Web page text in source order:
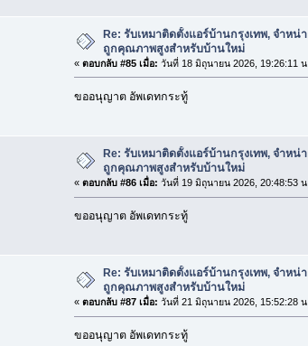
Re: รับเหมาติดตั้งแอร์บ้านกรุงเทพ, จำหน่
ถูกคุณภาพสูงสำหรับบ้านใหม่
« ตอบกลับ #85 เมื่อ: วันที่ 18 มิถุนายน 2026, 19:26:11 น
ขออนุญาต อัพเดทกระทู้
Re: รับเหมาติดตั้งแอร์บ้านกรุงเทพ, จำหน่
ถูกคุณภาพสูงสำหรับบ้านใหม่
« ตอบกลับ #86 เมื่อ: วันที่ 19 มิถุนายน 2026, 20:48:53 น
ขออนุญาต อัพเดทกระทู้
Re: รับเหมาติดตั้งแอร์บ้านกรุงเทพ, จำหน่
ถูกคุณภาพสูงสำหรับบ้านใหม่
« ตอบกลับ #87 เมื่อ: วันที่ 21 มิถุนายน 2026, 15:52:28 น
ขออนุญาต อัพเดทกระทู้